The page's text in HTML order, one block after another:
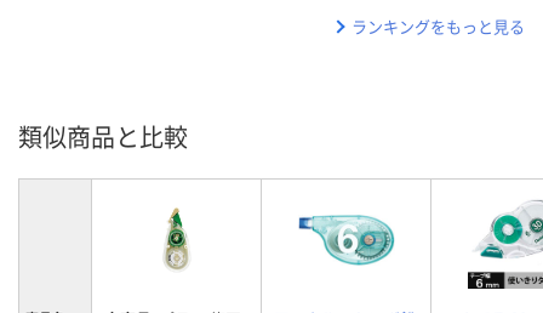
ランキングをもっと見る
類似商品と比較